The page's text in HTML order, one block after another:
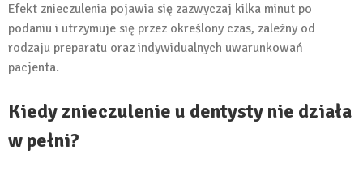
Efekt znieczulenia pojawia się zazwyczaj kilka minut po
podaniu i utrzymuje się przez określony czas, zależny od
rodzaju preparatu oraz indywidualnych uwarunkowań
pacjenta.
Kiedy znieczulenie u dentysty nie działa
w pełni?